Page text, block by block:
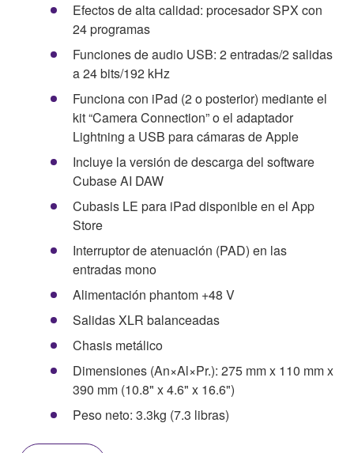
Efectos de alta calidad: procesador SPX con
24 programas
Funciones de audio USB: 2 entradas/2 salidas
a 24 bits/192 kHz
Funciona con iPad (2 o posterior) mediante el
kit “Camera Connection” o el adaptador
Lightning a USB para cámaras de Apple
Incluye la versión de descarga del software
Cubase AI DAW
Cubasis LE para iPad disponible en el App
Store
Interruptor de atenuación (PAD) en las
entradas mono
Alimentación phantom +48 V
Salidas XLR balanceadas
Chasis metálico
Dimensiones (An×Al×Pr.): 275 mm x 110 mm x
390 mm (10.8" x 4.6" x 16.6")
Peso neto: 3.3kg (7.3 libras)